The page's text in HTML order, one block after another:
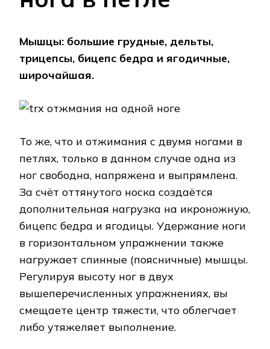
Мышцы: большие грудные, дельты,
трицепсы, бицепс бедра и ягодичные,
широчайшая.
То же, что и отжимания с двумя ногами в
петлях, только в данном случае одна из
ног свободна, напряжена и выпрямлена.
За счёт оттянутого носка создаётся
дополнительная нагрузка на икроножную,
бицепс бедра и ягодицы. Удержание ноги
в горизонтальном упражнении также
нагружает спинные (поясничные) мышцы.
Регулируя высоту ног в двух
вышеперечисленных упражнениях, вы
смещаете центр тяжести, что облегчает
либо утяжеляет выполнение.